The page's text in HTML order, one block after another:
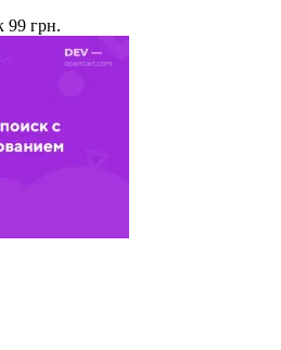
99 грн.